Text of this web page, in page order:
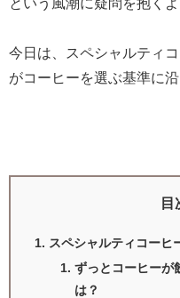
という風潮に疑問を抱く
今日は、スペシャルティ
がコーヒーを選ぶ基準に
目
スペシャルティコーヒ
ずっとコーヒーが
は？